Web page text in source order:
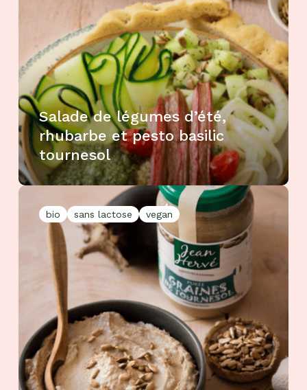
Salade de légumes d’été,
rhubarbe et pesto basilic
tournesol
bio sans lactose vegan